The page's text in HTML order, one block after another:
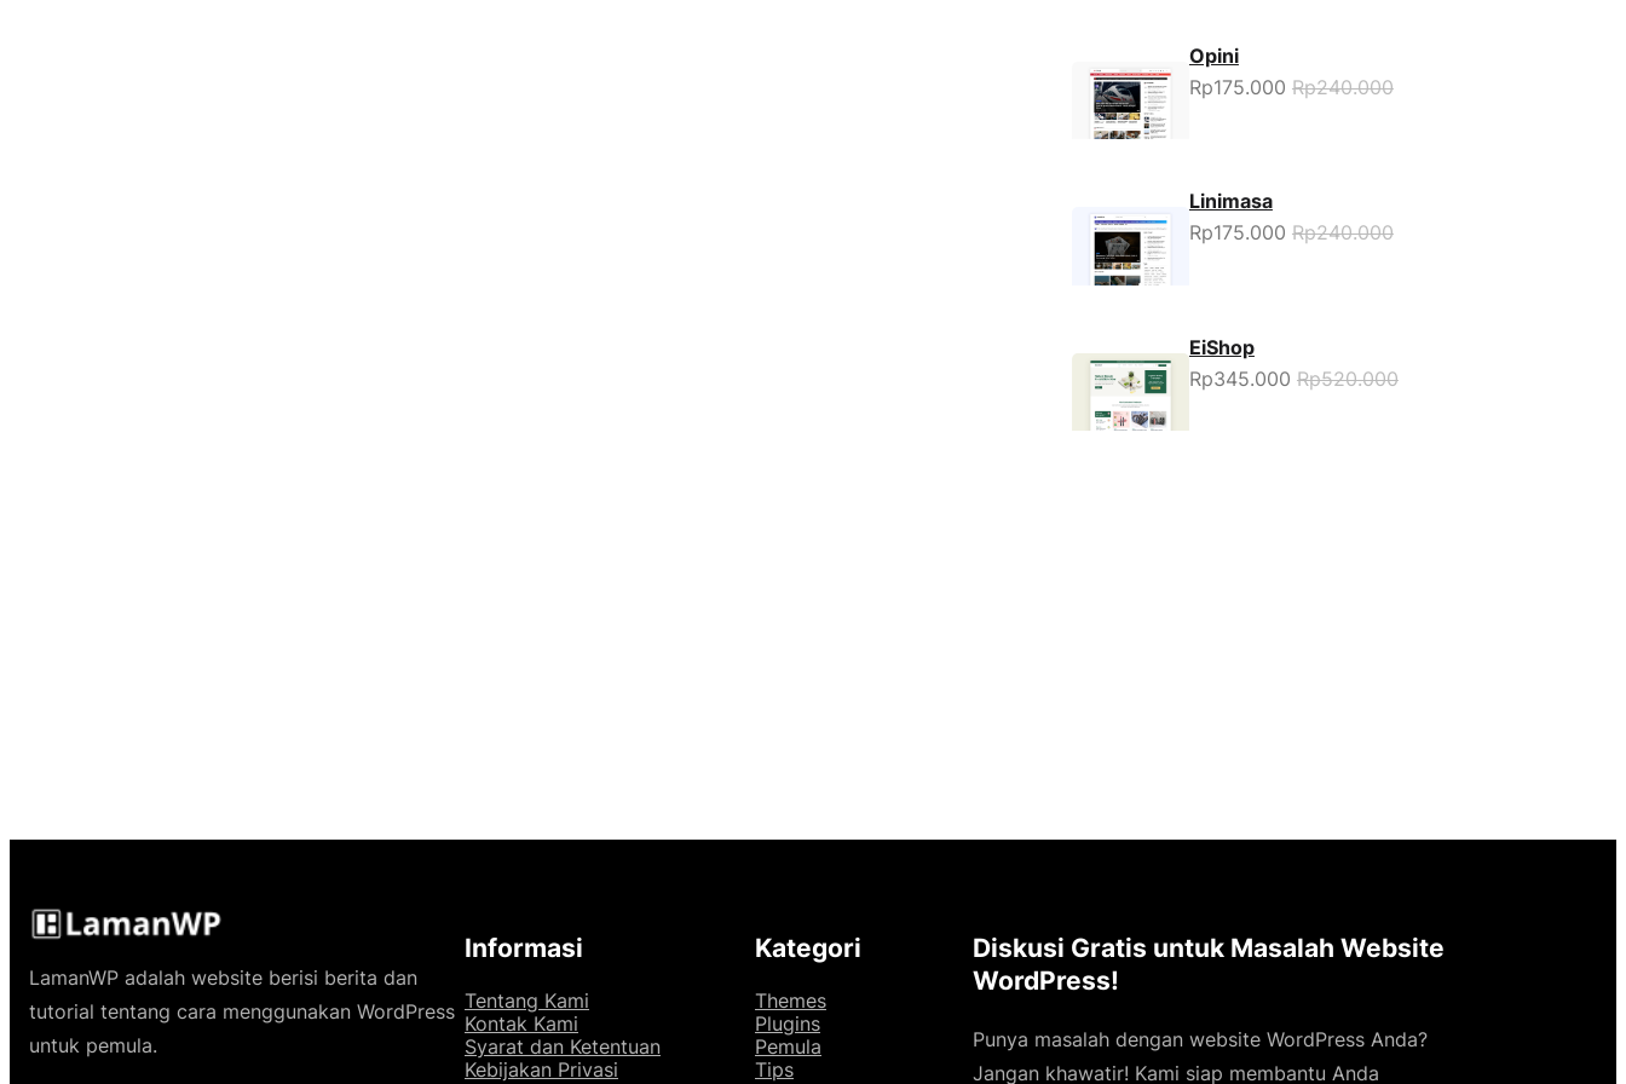
Opini
Rp175.000 Rp240.000
Linimasa
Rp175.000 Rp240.000
EiShop
Rp345.000 Rp520.000
LamanWP adalah website berisi berita dan
tutorial tentang cara menggunakan WordPress
untuk pemula.
Informasi
Tentang Kami
Kontak Kami
Syarat dan Ketentuan
Kebijakan Privasi
Kategori
Themes
Plugins
Pemula
Tips
Diskusi Gratis untuk Masalah Website
WordPress!
Punya masalah dengan website WordPress Anda?
Jangan khawatir! Kami siap membantu Anda